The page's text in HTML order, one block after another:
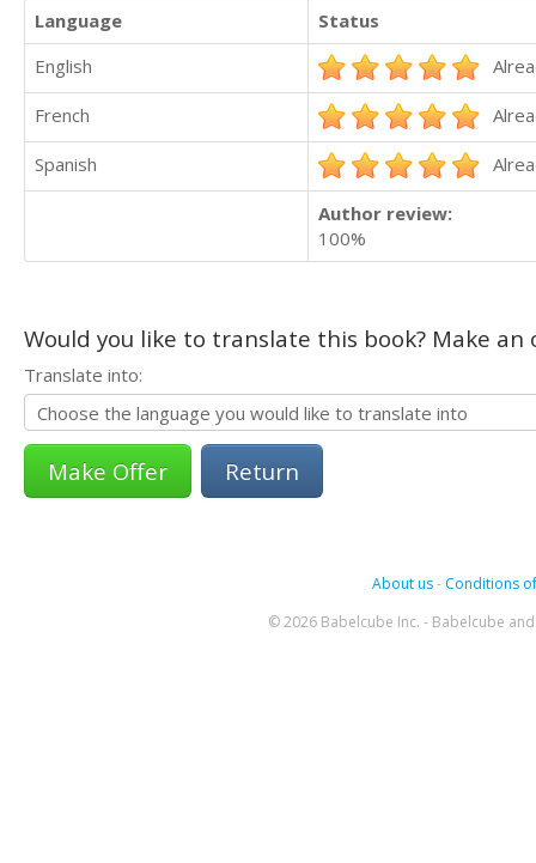
Language
Status
English
French
Spanish
Author review:
100%
Would you like to translate this book? Make
Translate into:
Return
About us- Conditions
© 2026 Babelcube Inc. - Babelcube